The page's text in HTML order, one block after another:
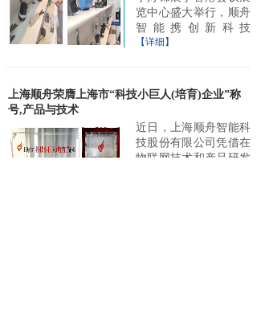
览中心盛大举行，顺舟
智能携创新科技
【详细】
上海顺舟荣膺上海市“科技小巨人(培育)企业”称
号,产品与技术
近日，上海顺舟智能科
技股份有限公司凭借在
物联网技术和产品研发